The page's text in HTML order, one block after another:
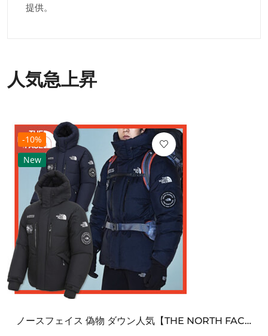
提供。
人気急上昇
-10%
New
ノースフェイス 偽物 ダウン人気【THE NORTH FACE】M'S 7 SUMMIT HIM...